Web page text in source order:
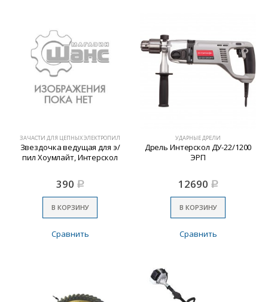
ЗАЧАСТИ ДЛЯ ЦЕПНЫХ ЭЛЕКТРОПИЛ
Звездочка ведущая для э/
пил Хоумлайт, Интерскол
390 Р
В КОРЗИНУ
Сравнить
УДАРНЫЕ ДРЕЛИ
Дрель Интерскол ДУ-22/1200
ЭРП
12690 Р
В КОРЗИНУ
Сравнить